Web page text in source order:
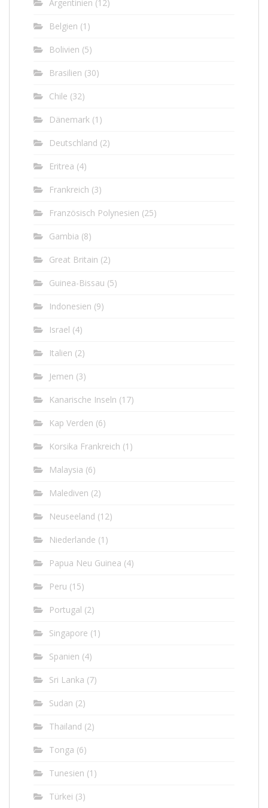
Argentinien (12)
Belgien (1)
Bolivien (5)
Brasilien (30)
Chile (32)
Dänemark (1)
Deutschland (2)
Eritrea (4)
Frankreich (3)
Französisch Polynesien (25)
Gambia (8)
Great Britain (2)
Guinea-Bissau (5)
Indonesien (9)
Israel (4)
Italien (2)
Jemen (3)
Kanarische Inseln (17)
Kap Verden (6)
Korsika Frankreich (1)
Malaysia (6)
Malediven (2)
Neuseeland (12)
Niederlande (1)
Papua Neu Guinea (4)
Peru (15)
Portugal (2)
Singapore (1)
Spanien (4)
Sri Lanka (7)
Sudan (2)
Thailand (2)
Tonga (6)
Tunesien (1)
Türkei (3)